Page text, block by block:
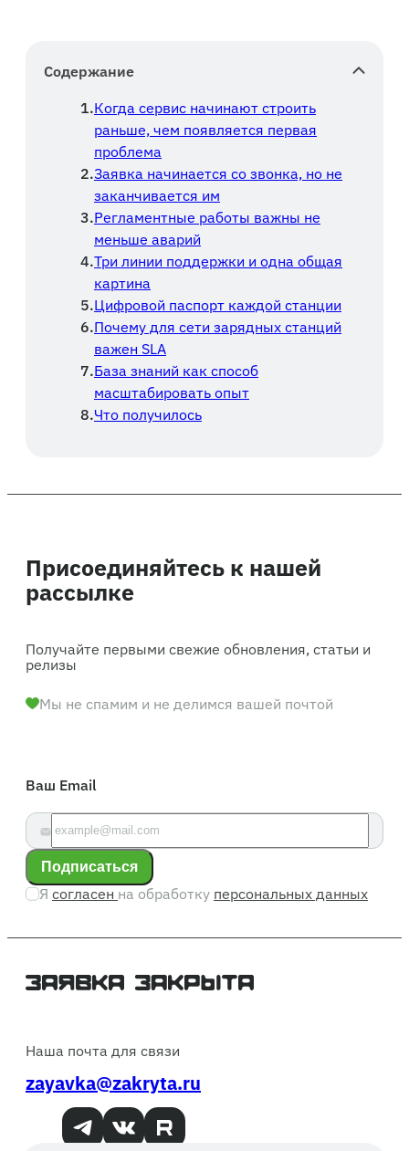
Содержание
Когда сервис начинают строить
раньше, чем появляется первая
проблема
Заявка начинается со звонка, но не
заканчивается им
Регламентные работы важны не
меньше аварий
Три линии поддержки и одна общая
картина
Цифровой паспорт каждой станции
Почему для сети зарядных станций
важен SLA
База знаний как способ
масштабировать опыт
Что получилось
Присоединяйтесь к нашей
рассылке
Получайте первыми свежие обновления, статьи и
релизы
Мы не спамим и не делимся вашей почтой
Ваш Email
Подписаться
Ясогласенна обработку персональных данных
Наша почта для связи
zayavka@zakryta.ru